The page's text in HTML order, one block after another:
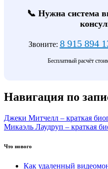
📞 Нужна система
Звоните: 8 915 894
Бесплатный расчёт
Навигация по
Джеки Митчелл – краткая
Микаэль Лаудруп – краткая
Что нового
Как удаленный